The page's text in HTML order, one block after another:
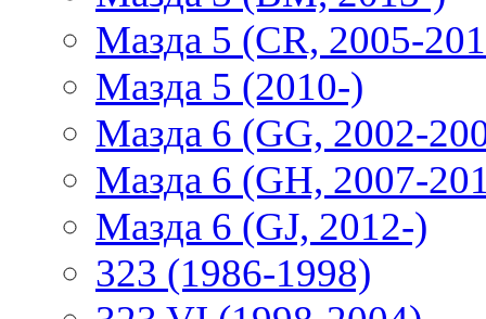
Мазда 5 (CR, 2005-
Мазда 5 (2010-)
Мазда 6 (GG, 2002-
Мазда 6 (GH, 2007-
Мазда 6 (GJ, 2012-)
323 (1986-1998)